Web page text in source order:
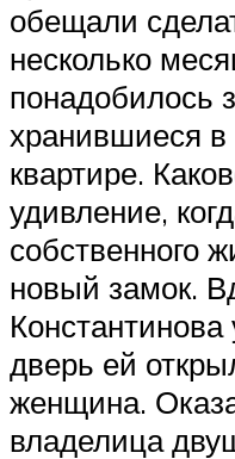
обещали
несколько
понадобилось
хранившиеся
квартире.
удивление,
собственного
новый замок.
Константинова
дверь ей
женщина.
владелица